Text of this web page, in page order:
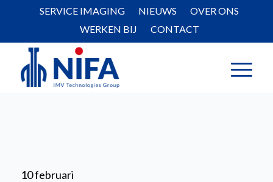
SERVICE IMAGING NIEUWS
OVER ONS
WERKEN BIJ
CONTACT
10 februari